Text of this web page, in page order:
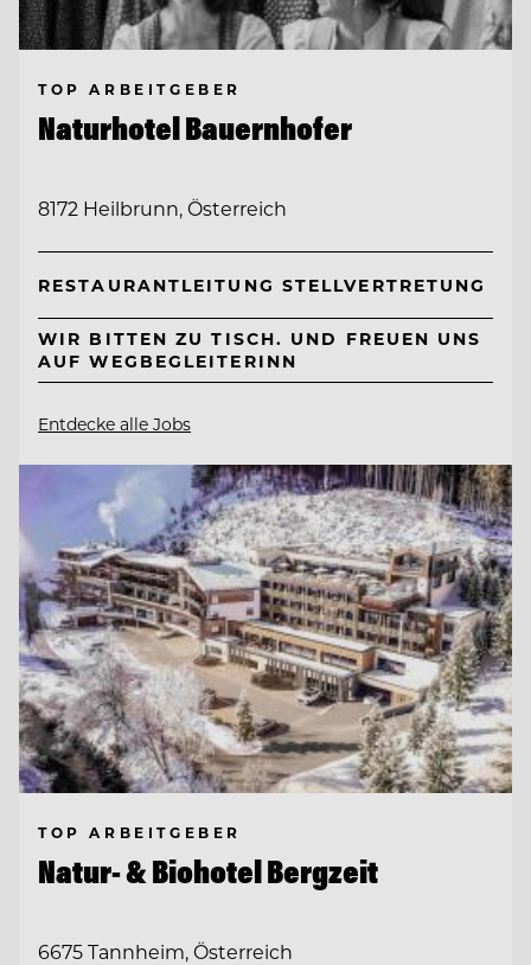
TOP ARBEITGEBER
Naturhotel Bauernhofer
8172 Heilbrunn, Österreich
RESTAURANTLEITUNG STELLVERTRETUNG
WIR BITTEN ZU TISCH. UND FREUEN UNS
AUF WEGBEGLEITERINN
Entdecke alle Jobs
TOP ARBEITGEBER
Natur- & Biohotel Bergzeit
6675 Tannheim, Österreich